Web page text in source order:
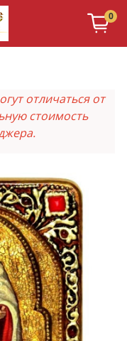
0
отличаться от
стоимость